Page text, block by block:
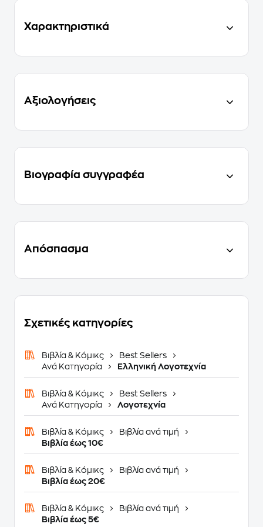
Χαρακτηριστικά
Αξιολογήσεις
Βιογραφία συγγραφέα
Απόσπασμα
Σχετικές κατηγορίες
Βιβλία & Κόμικς
Best Sellers
Ανά Κατηγορία
Ελληνική Λογοτεχνία
Βιβλία & Κόμικς
Best Sellers
Ανά Κατηγορία
Λογοτεχνία
Βιβλία & Κόμικς
Βιβλία ανά τιμή
Βιβλία έως 10€
Βιβλία & Κόμικς
Βιβλία ανά τιμή
Βιβλία έως 20€
Βιβλία & Κόμικς
Βιβλία ανά τιμή
Βιβλία έως 5€